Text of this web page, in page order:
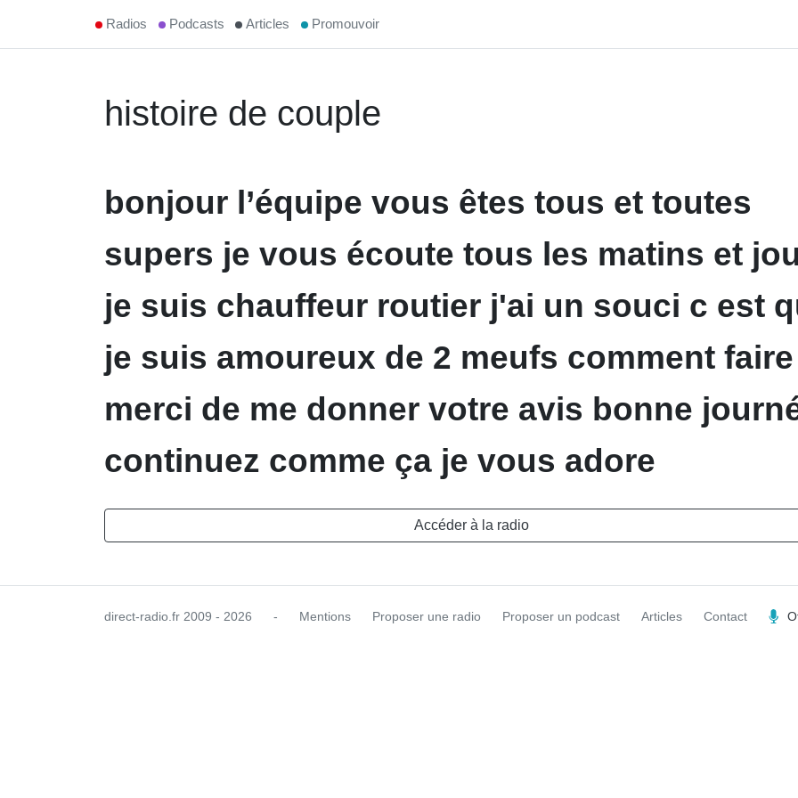
Radios Podcasts Articles Promouvoir
histoire de couple
bonjour l’équipe vous êtes tous et toutes
supers je vous écoute tous les matins et
je suis chauffeur routier j'ai un souci c est
je suis amoureux de 2 meufs comment faire
merci de me donner votre avis bonne
continuez comme ça je vous adore
Accéder à la radio
direct-radio.fr 2009 - 2026 - Mentions Proposer une radio Proposer un podcast Articles Contact